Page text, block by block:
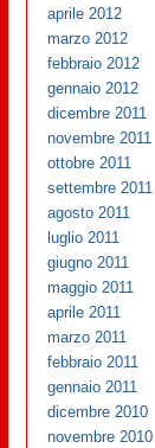
aprile 2012
marzo 2012
febbraio 2012
gennaio 2012
dicembre 2011
novembre 2011
ottobre 2011
settembre 2011
agosto 2011
luglio 2011
giugno 2011
maggio 2011
aprile 2011
marzo 2011
febbraio 2011
gennaio 2011
dicembre 2010
novembre 2010